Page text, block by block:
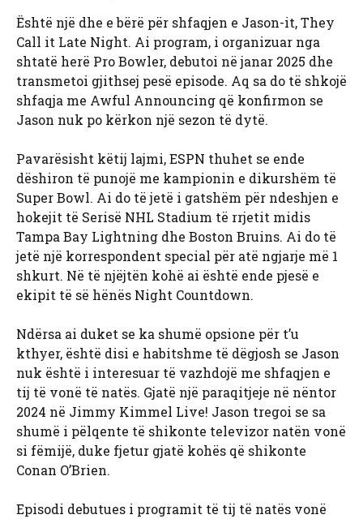
Është një dhe e bërë për shfaqjen e Jason-it, They
Call it Late Night. Ai program, i organizuar nga
shtatë herë Pro Bowler, debutoi në janar 2025 dhe
transmetoi gjithsej pesë episode. Aq sa do të shkojë
shfaqja me Awful Announcing që konfirmon se
Jason nuk po kërkon një sezon të dytë.
Pavarësisht këtij lajmi, ESPN thuhet se ende
dëshiron të punojë me kampionin e dikurshëm të
Super Bowl. Ai do të jetë i gatshëm për ndeshjen e
hokejit të Serisë NHL Stadium të rrjetit midis
Tampa Bay Lightning dhe Boston Bruins. Ai do të
jetë një korrespondent special për atë ngjarje më 1
shkurt. Në të njëjtën kohë ai është ende pjesë e
ekipit të së hënës Night Countdown.
Ndërsa ai duket se ka shumë opsione për t’u
kthyer, është disi e habitshme të dëgjosh se Jason
nuk është i interesuar të vazhdojë me shfaqjen e
tij të vonë të natës. Gjatë një paraqitjeje në nëntor
2024 në Jimmy Kimmel Live! Jason tregoi se sa
shumë i pëlqente të shikonte televizor natën vonë
si fëmijë, duke fjetur gjatë kohës që shikonte
Conan O’Brien.
Episodi debutues i programit të tij të natës vonë